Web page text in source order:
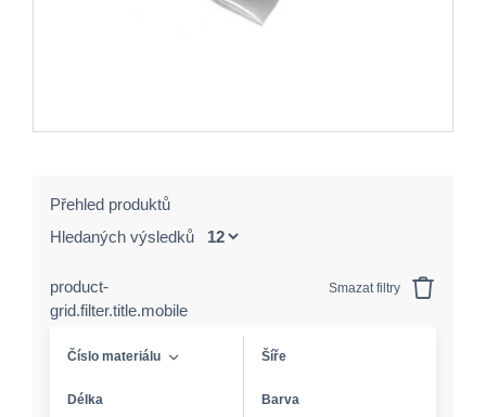
Přehled produktů
Hledaných výsledků
product-
grid.filter.title.mobile
Smazat filtry
Číslo materiálu Šíře
Délka Barva